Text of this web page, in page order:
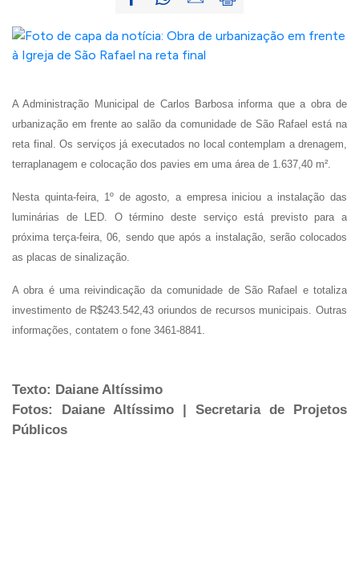
A Administração Municipal de Carlos Barbosa informa que a obra de
urbanização em frente ao salão da comunidade de São Rafael está na
reta final. Os serviços já executados no local contemplam a drenagem,
terraplanagem e colocação dos pavies em uma área de 1.637,40 m².
Nesta quinta-feira, 1º de agosto, a empresa iniciou a instalação das
luminárias de LED. O término deste serviço está previsto para a
próxima terça-feira, 06, sendo que após a instalação, serão colocados
as placas de sinalização.
A obra é uma reivindicação da comunidade de São Rafael e totaliza
investimento de R$243.542,43 oriundos de recursos municipais. Outras
informações, contatem o fone 3461-8841.
Texto: Daiane Altíssimo
Fotos: Daiane Altíssimo | Secretaria de Projetos
Públicos